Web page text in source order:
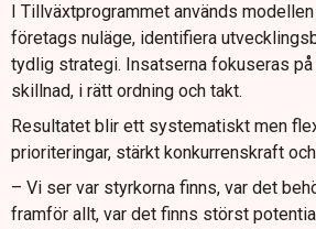
I Tillväxtprogrammet används
företags nuläge, identifiera
tydlig strategi. Insatserna fokuseras
skillnad, i rätt ordning och takt.
Resultatet blir ett systematiskt men
prioriteringar, stärkt konkurrenskraft
– Vi ser var styrkorna finns, var det
framför allt, var det finns störst